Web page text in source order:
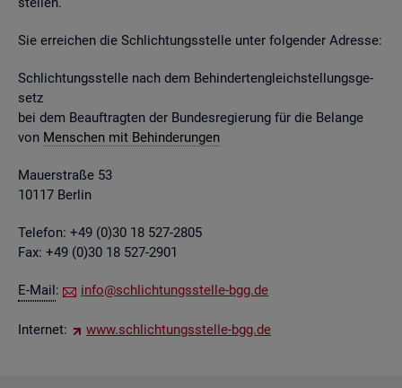
Sie er­rei­chen die Schlich­tungs­stel­le unter fol­gen­der Adres­se:
Schlich­tungs­stel­le nach dem Be­hin­der­ten­gleich­stel­lungs­ge­
setz
bei dem Be­auf­trag­ten der Bun­des­re­gie­rung für die Be­lan­ge
von Men­schen mit Be­hin­de­run­gen
Mau­er­stra­ße 53
10117 Ber­lin
Te­le­fon: +49 (0)30 18 527-2805
Fax: +49 (0)30 18 527-2901
E-Mail: info@​sch​lich​tung​sste​lle-​bgg.​de
In­ter­net: www.​sch​lich​tung​sste​lle-​bgg.​de